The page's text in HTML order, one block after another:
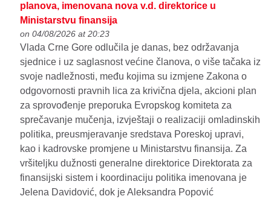
planova, imenovana nova v.d. direktorice u
Ministarstvu finansija
on 04/08/2026 at 20:23
Vlada Crne Gore odlučila je danas, bez održavanja
sjednice i uz saglasnost većine članova, o više tačaka iz
svoje nadležnosti, među kojima su izmjene Zakona o
odgovornosti pravnih lica za krivična djela, akcioni plan
za sprovođenje preporuka Evropskog komiteta za
sprečavanje mučenja, izvještaji o realizaciji omladinskih
politika, preusmjeravanje sredstava Poreskoj upravi,
kao i kadrovske promjene u Ministarstvu finansija. Za
vršiteljku dužnosti generalne direktorice Direktorata za
finansijski sistem i koordinaciju politika imenovana je
Jelena Davidović, dok je Aleksandra Popović